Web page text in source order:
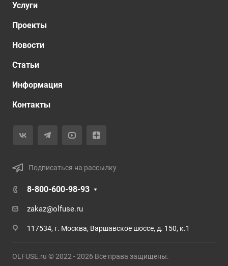
Услуги
Проекты
Новости
Статьи
Информация
Контакты
Подписаться на рассылку
8-800-600-98-93
zakaz@olfuse.ru
117534, г. Москва, Варшавское шоссе, д. 150, к.1
OLFUSE.ru © 2022 - 2026 Все права защищены.